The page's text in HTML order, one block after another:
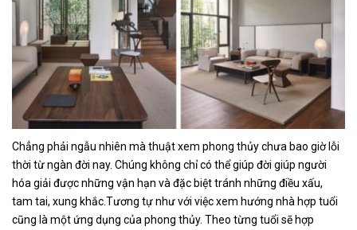
Chẳng phải ngẫu nhiên mà thuật xem phong thủy chưa bao giờ lỗi
thời từ ngàn đời nay. Chúng không chỉ có thể giúp đời giúp người
hóa giải được những vận hạn và đặc biệt tránh những điều xấu,
tam tai, xung khắc.Tương tựnhư với việc xem hướng nhà hợp tuổi
cũng là một ứng dụng của phong thủy. Theo từng tuổi sẽ hợp